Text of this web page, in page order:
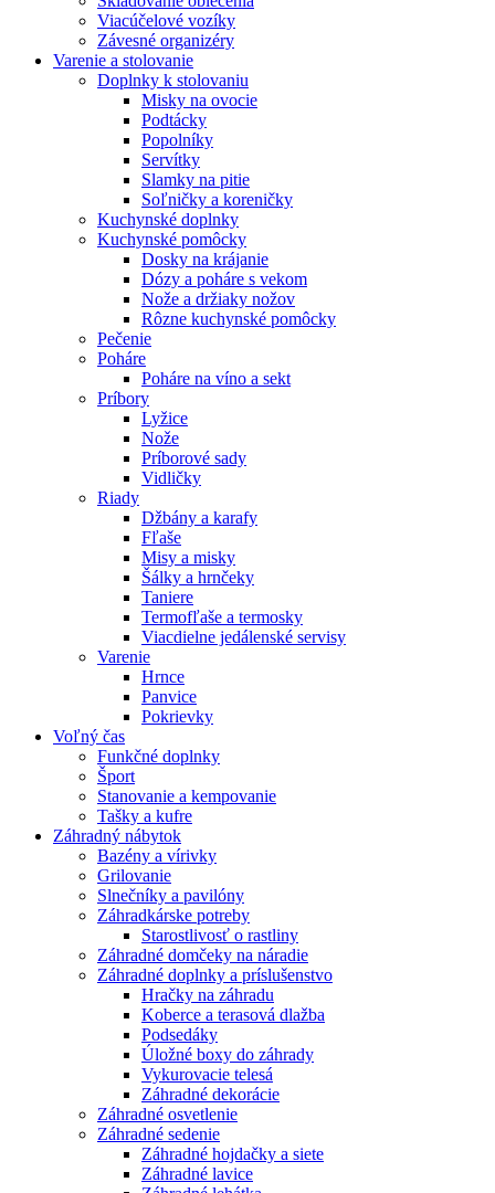
Viacúčelové vozíky
Závesné organizéry
Varenie a stolovanie
Doplnky k stolovaniu
Misky na ovocie
Podtácky
Popolníky
Servítky
Slamky na pitie
Soľničky a koreničky
Kuchynské doplnky
Kuchynské pomôcky
Dosky na krájanie
Dózy a poháre s vekom
Nože a držiaky nožov
Rôzne kuchynské pomôcky
Pečenie
Poháre
Poháre na víno a sekt
Príbory
Lyžice
Nože
Príborové sady
Vidličky
Riady
Džbány a karafy
Fľaše
Misy a misky
Šálky a hrnčeky
Taniere
Termofľaše a termosky
Viacdielne jedálenské servisy
Varenie
Hrnce
Panvice
Pokrievky
Voľný čas
Funkčné doplnky
Šport
Stanovanie a kempovanie
Tašky a kufre
Záhradný nábytok
Bazény a vírivky
Grilovanie
Slnečníky a pavilóny
Záhradkárske potreby
Starostlivosť o rastliny
Záhradné domčeky na náradie
Záhradné doplnky a príslušenstvo
Hračky na záhradu
Koberce a terasová dlažba
Podsedáky
Úložné boxy do záhrady
Vykurovacie telesá
Záhradné dekorácie
Záhradné osvetlenie
Záhradné sedenie
Záhradné hojdačky a siete
Záhradné lavice